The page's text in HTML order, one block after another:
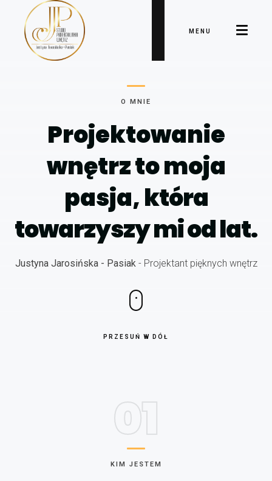
MENU
O MNIE
Projektowanie
wnętrz to moja
pasja,która
towarzyszy mi od lat.
Justyna Jarosińska - Pasiak- Projektant pięknych wnętrz
PRZESUŃ W DÓŁ
01
KIM JESTEM